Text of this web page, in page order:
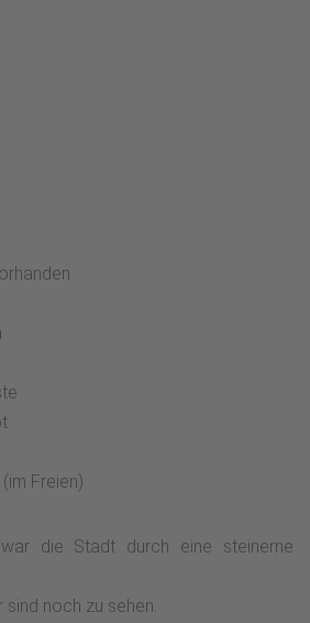
Freien)
die Stadt durch eine steinerne
noch zu sehen.